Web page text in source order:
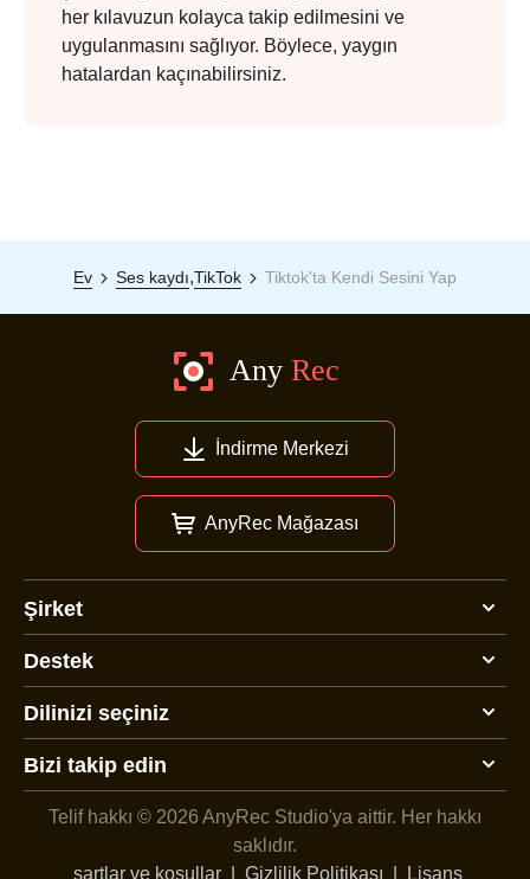
her kılavuzun kolayca takip edilmesini ve
uygulanmasını sağlıyor. Böylece, yaygın
hatalardan kaçınabilirsiniz.
Ev Ses kaydı,TikTok Tiktok'ta Kendi Sesini Yap
İndirme Merkezi
AnyRec Mağazası
Şirket
Destek
Dilinizi seçiniz
Bizi takip edin
Telif hakkı © 2026 AnyRec Studio'ya aittir. Her hakkı
saklıdır.
şartlar ve koşullar
Gizlilik Politikası Lisans